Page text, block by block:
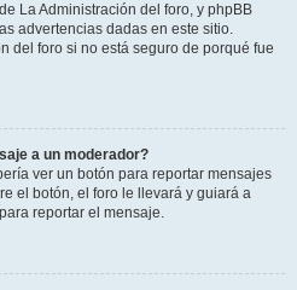
La Administración del foro, y phpBB
advertencias dadas en este sitio.
del foro si no está seguro de porqué fue
a un moderador?
ver un botón para reportar mensajes
el botón, el foro le llevará y guiará a
reportar el mensaje.